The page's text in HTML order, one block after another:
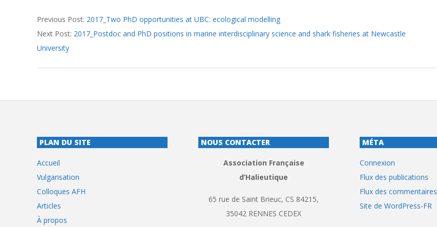
08-
25
Previous Post: 2017_Two PhD opportunities at UBC: ecological modelling
Next Post: 2017_Postdoc and PhD positions in marine interdisciplinary science and shark fisheries at Newcastle
University
PLAN DU SITE
Accueil
Vulgarisation
Colloques AFH
Articles
À propos
NOUS CONTACTER
Association Française
d’Halieutique
65 rue de Saint Brieuc, CS 84215,
35042 RENNES CEDEX
MÉTA
Connexion
Flux des publications
Flux des commentaires
Site de WordPress-FR